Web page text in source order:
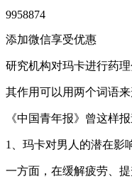
9958874
添加微信享受优惠
研究机构对玛卡进行药
其作用可以用两个词语来
《中国青年报》曾这样
1、玛卡对男人的潜在影
一方面，在缓解疲劳、